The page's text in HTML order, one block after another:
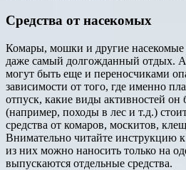
Средства от насекомых
Комары, мошки и другие насекомые
даже самый долгожданный отдых.
могут быть еще и переносчиками
зависимости от того, где именно
отпуск, какие виды активностей он
(например, походы в лес и т.д.)
средства от комаров, москитов,
Внимательно читайте инструкцию
из них можно наносить только на
выпускаются отдельные средства.